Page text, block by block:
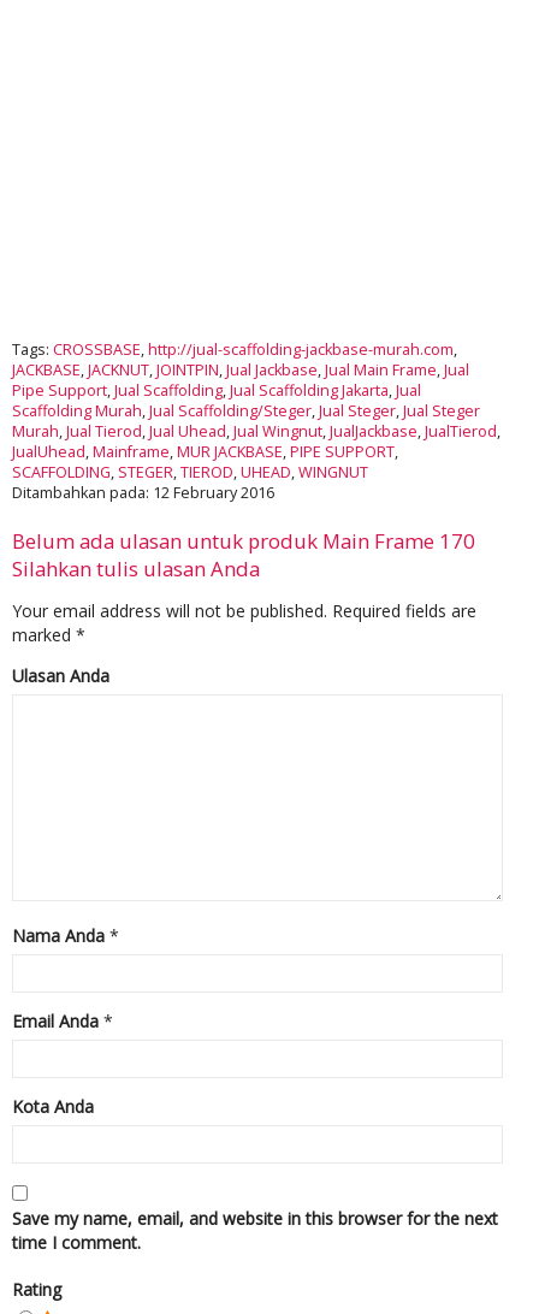
Tags: CROSSBASE,http://jual-scaffolding-jackbase-murah.com,
JACKBASE,JACKNUT,JOINTPIN,Jual Jackbase,Jual Main Frame,Jual
Pipe Support,Jual Scaffolding,Jual Scaffolding Jakarta,Jual
Scaffolding Murah,Jual Scaffolding/Steger,Jual Steger,Jual Steger
Murah,Jual Tierod,Jual Uhead,Jual Wingnut,JualJackbase,JualTierod,
JualUhead,Mainframe,MUR JACKBASE,PIPE SUPPORT,
SCAFFOLDING, STEGER,TIEROD,UHEAD,WINGNUT
Ditambahkan pada: 12 February 2016
Belum ada ulasan untuk produk Main Frame 170
Silahkan tulis ulasan Anda
Your email address will not be published. Required fields are
marked *
Ulasan Anda
Nama Anda *
Email Anda *
Kota Anda
Save my name, email, and website in this browser for the next
time I comment.
Rating